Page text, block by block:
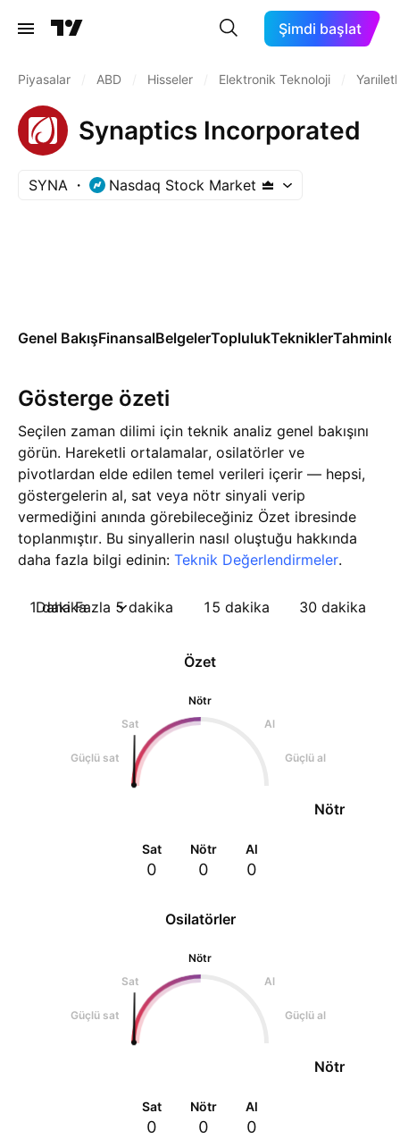
Şimdi başlat
Piyasalar ABD Hisseler Elektronik Teknoloji
Synaptics Incorporated
SYNA Nasdaq Stock Market
Genel BakışFinansalBelgelerToplulukTekniklerTahminler
Gösterge özeti
Seçilen zaman dilimi için teknik analiz genel bakışını
görün. Hareketli ortalamalar, osilatörler ve
pivotlardan elde edilen temel verileri içerir — hepsi,
göstergelerin al, sat veya nötr sinyali verip
vermediğini anında görebileceğiniz Özet ibresinde
toplanmıştır. Bu sinyallerin nasıl oluştuğu hakkında
daha fazla bilgi edinin: Teknik Değerlendirmeler.
1 dakika 5 dakika 15 dakika 30 dakika
Daha Fazla
Osilatörler
Nötr
Sat
Al
Güçlü sat Güçlü al
Nötr
Sat
0
Nötr
0
Al
0
Özet
Nötr
Sat
Al
Güçlü sat Güçlü al
Nötr
Sat
0
Nötr
0
Al
0